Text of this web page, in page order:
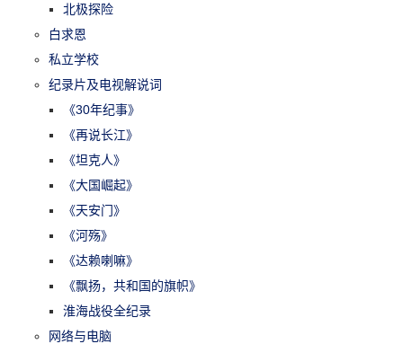
北极探险
白求恩
私立学校
纪录片及电视解说词
《30年纪事》
《再说长江》
《坦克人》
《大国崛起》
《天安门》
《河殇》
《达赖喇嘛》
《飘扬，共和国的旗帜》
淮海战役全纪录
网络与电脑